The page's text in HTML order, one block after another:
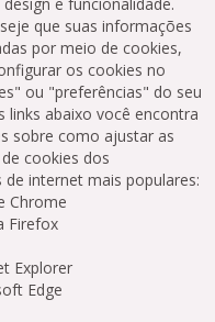
que suas informações
por meio de cookies,
os cookies no
ou "preferências" do seu
links abaixo você encontra
sobre como ajustar as
cookies dos
de internet mais populares:
Chrome
Firefox
Explorer
Edge